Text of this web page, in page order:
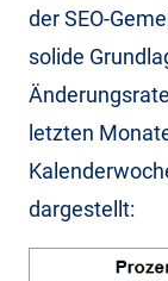
der SEO-
solide
letzten
dargestellt: